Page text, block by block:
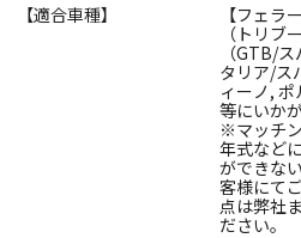
【適合車種】
【フェラ
（トリブ
（GTB/
タリア/ス
ィーノ,
等にいか
※マッチ
年式など
ができな
客様にて
点は弊社
ださい。